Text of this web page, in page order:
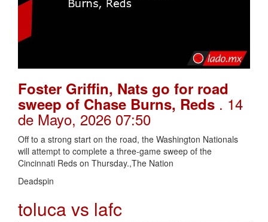
Foster Griffin, Nats go for road
sweep of Chase Burns, Reds . 14
de Mayo, 2026 07:50
Off to a strong start on the road, the Washington Nationals
will attempt to complete a three-game sweep of the
Cincinnati Reds on Thursday.,The Nation
Deadspin
toluca vs lafc